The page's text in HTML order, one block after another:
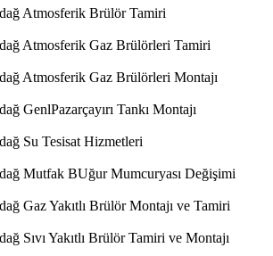
Atmosferik Brülör Tamiri
Atmosferik Gaz Brülörleri Tamiri
Atmosferik Gaz Brülörleri Montajı
GenlPazarçayırı Tankı Montajı
Su Tesisat Hizmetleri
Mutfak BUğur Mumcuryası Değişimi
Gaz Yakıtlı Brülör Montajı ve Tamiri
Sıvı Yakıtlı Brülör Tamiri ve Montajı